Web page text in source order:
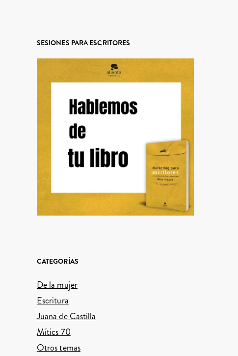
SESIONES PARA ESCRITORES
CATEGORÍAS
De la mujer
Escritura
Juana de Castilla
Mítics 70
Otros temas